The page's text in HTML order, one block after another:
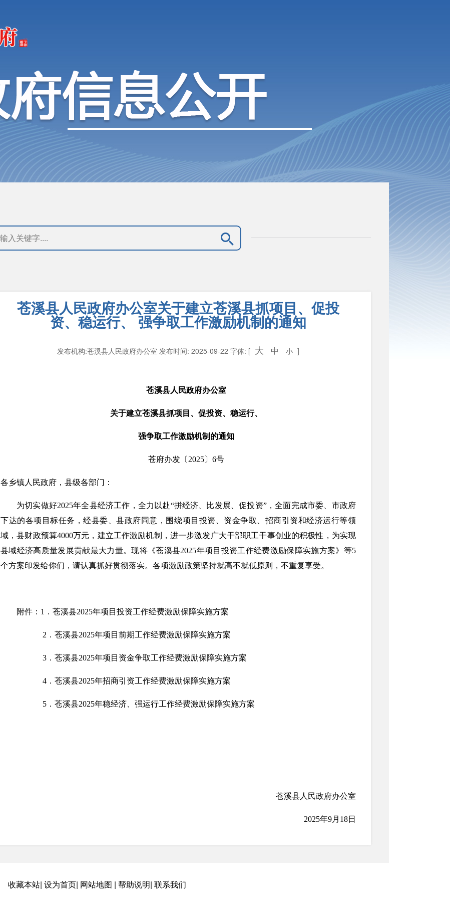
苍溪县人民政府办公室关于建立苍溪县抓项目、促投
资、稳运行、 强争取工作激励机制的通知
发布机构:苍溪县人民政府办公室 发布时间: 2025-09-22 字体: [ 大 中 小 ]
苍溪县人民政府办公室
关于建立苍溪县抓项目、促投资、稳运行、
强争取工作激励机制的通知
苍府办发〔2025〕6号
各乡镇人民政府，县级各部门：
为切实做好2025年全县经济工作，全力以赴“拼经济、比发展、促投资”，全面完成市委、市政府
下达的各项目标任务，经县委、县政府同意，围绕项目投资、资金争取、招商引资和经济运行等领
域，县财政预算4000万元，建立工作激励机制，进一步激发广大干部职工干事创业的积极性，为实现
县域经济高质量发展贡献最大力量。现将《苍溪县2025年项目投资工作经费激励保障实施方案》等5
个方案印发给你们，请认真抓好贯彻落实。各项激励政策坚持就高不就低原则，不重复享受。
附件：1．苍溪县2025年项目投资工作经费激励保障实施方案
2．苍溪县2025年项目前期工作经费激励保障实施方案
3．苍溪县2025年项目资金争取工作经费激励保障实施方案
4．苍溪县2025年招商引资工作经费激励保障实施方案
5．苍溪县2025年稳经济、强运行工作经费激励保障实施方案
苍溪县人民政府办公室
2025年9月18日
2.苍溪县2025年项目前期工作经费激励保障实施方案.pdf
收藏本站| 设为首页| 网站地图 | 帮助说明| 联系我们